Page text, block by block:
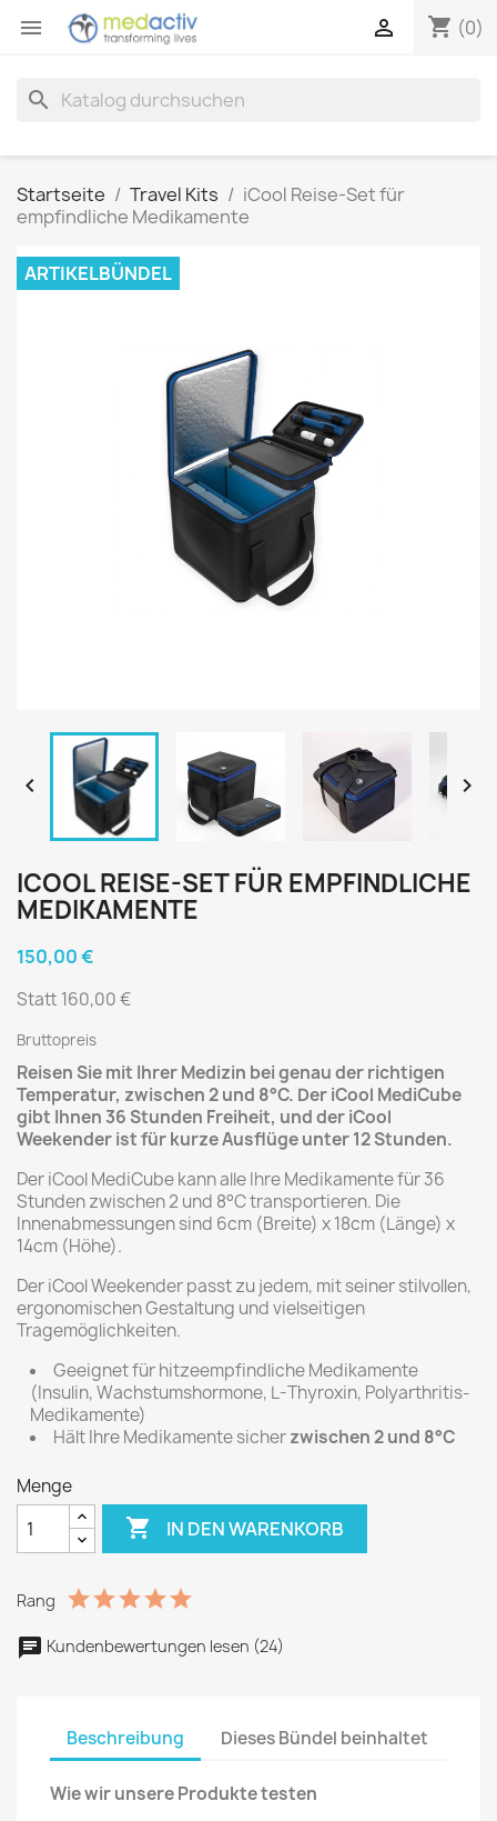
 shopping_cart (0)

search
Startseite Travel Kits
iCool Reise-Set für
empfindliche Medikamente
ARTIKELBÜNDEL
 
ICOOL REISE-SET FÜR EMPFINDLICHE
MEDIKAMENTE
150,00 €
Statt 160,00 €
Bruttopreis
Reisen Sie mit Ihrer Medizin bei genau der richtigen
Temperatur, zwischen 2 und 8°C. Der iCool MediCube
gibt Ihnen 36 Stunden Freiheit, und der iCool
Weekender ist für kurze Ausflüge unter 12 Stunden.
Der iCool MediCube kann alle Ihre Medikamente für 36
Stunden zwischen 2 und 8°C transportieren. Die
Innenabmessungen sind 6cm (Breite) x 18cm (Länge) x
14cm (Höhe).
Der iCool Weekender passt zu jedem, mit seiner stilvollen,
ergonomischen Gestaltung und vielseitigen
Tragemöglichkeiten.
Geeignet für hitzeempfindliche Medikamente
(Insulin, Wachstumshormone, L-Thyroxin, Polyarthritis-
Medikamente)
Hält Ihre Medikamente sicherzwischen 2 und 8°C
Menge
 IN DEN WARENKORB
Rang
Kundenbewertungen lesen (24)
Beschreibung Dieses Bündel beinhaltet
Wie wir unsere Produkte testen